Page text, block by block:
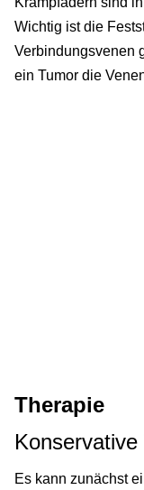
Wichtig ist die
Verbindungsvenen
ein Tumor die
Therapie
Es kann zunächst